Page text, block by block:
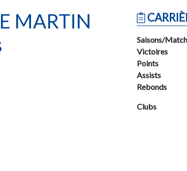
MARTIN
Saisons/
Victoires
Points
Assists
Rebonds
Clubs